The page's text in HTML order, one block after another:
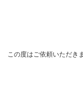
この度はご依頼いただき